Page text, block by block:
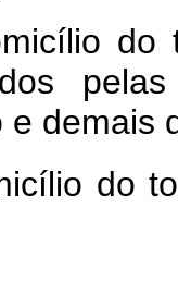
do
e demais
do